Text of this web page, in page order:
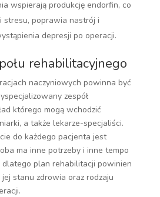
wspierają produkcję endorfin, co
stresu, poprawia nastrój i
depresji po operacji.
rehabilitacyjnego
naczyniowych powinna być
zespół
którego mogą wchodzić
a także lekarze-specjaliści.
do każdego pacjenta jest
ma inne potrzeby i inne tempo
plan rehabilitacji powinien
stanu zdrowia oraz rodzaju